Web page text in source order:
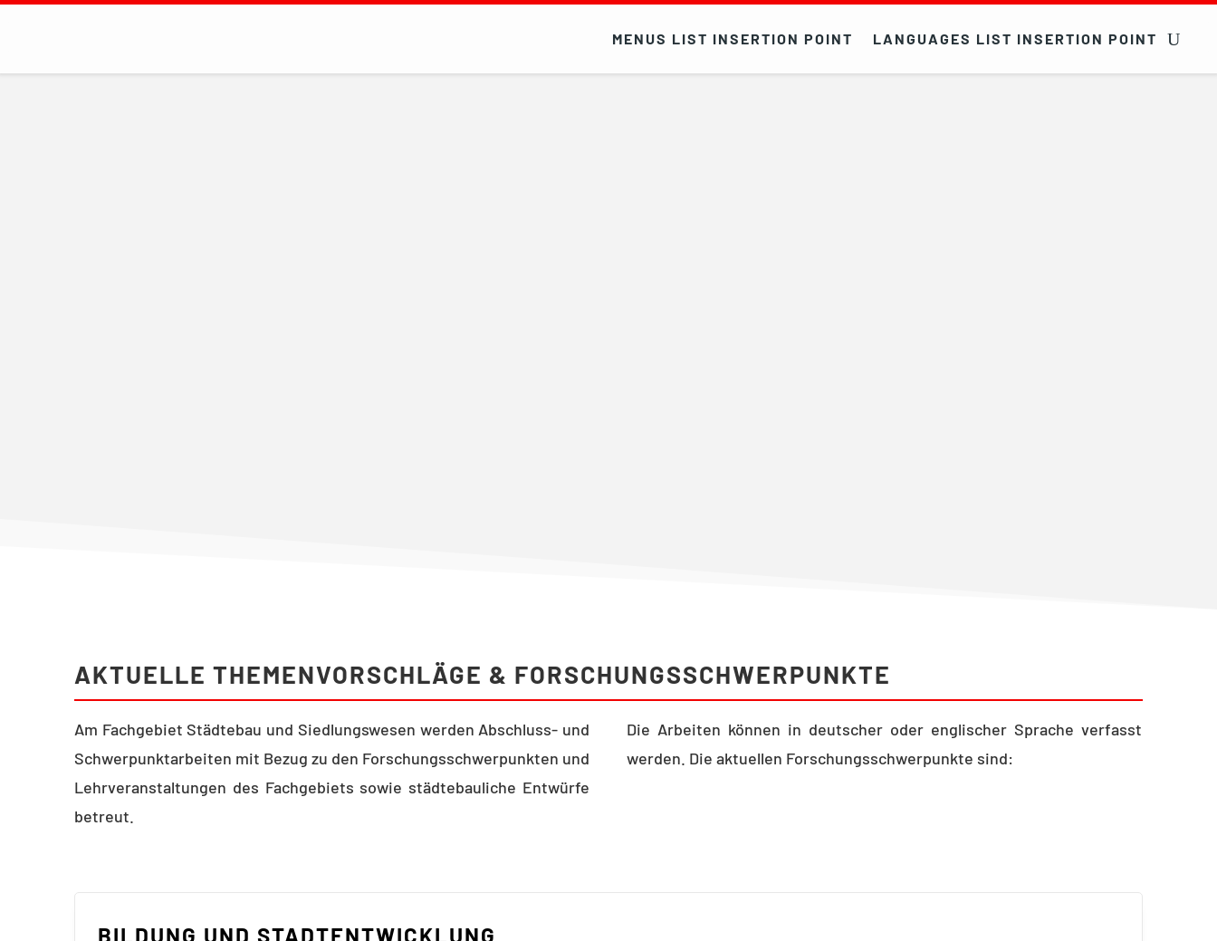
MENUS LIST INSERTION POINT LANGUAGES LIST INSERTION POINT
AKTUELLE THEMENVORSCHLÄGE & FORSCHUNGSSCHWERPUNKTE
Am Fachgebiet Städtebau und Siedlungswesen werden Abschluss- und
Schwerpunktarbeiten mit Bezug zu den Forschungsschwerpunkten und
Lehrveranstaltungen des Fachgebiets sowie städtebauliche Entwürfe
betreut.
Die Arbeiten können in deutscher oder englischer Sprache verfasst
werden. Die aktuellen Forschungsschwerpunkte sind:
BILDUNG UND STADTENTWICKLUNG